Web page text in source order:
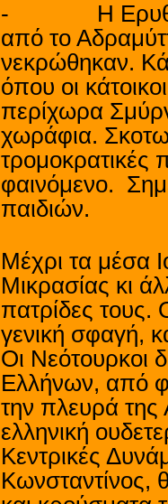
-
Η
από το
νεκρώθηκαν.
όπου οι
περίχωρα
χωράφια.
τρομοκρατικές
φαινόμενο.
παιδιών.
Μέχρι τα μέσα
Μικρασίας κι
πατρίδες τους.
γενική σφαγή,
Οι Νεότουρκοι
Ελλήνων, από
την πλευρά της
ελληνική
Κεντρικές
Κωνσταντίνος,